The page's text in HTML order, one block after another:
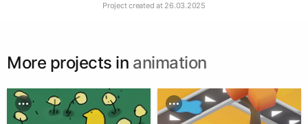
Project created at 26.03.2025
More projects in animation